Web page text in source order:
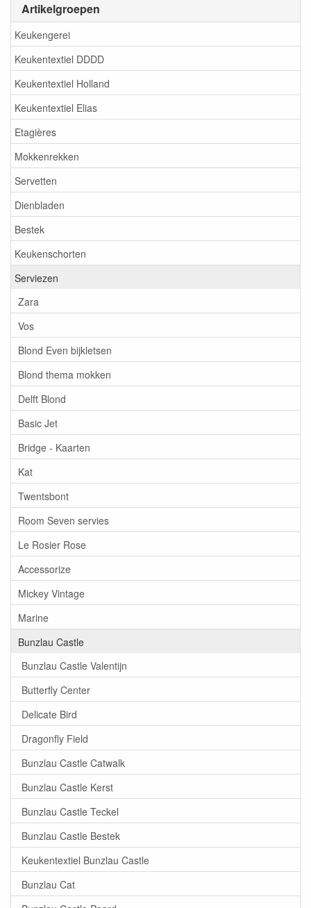
Artikelgroepen
Keukengerei
Keukentextiel DDDD
Keukentextiel Holland
Keukentextiel Elias
Etagières
Mokkenrekken
Servetten
Dienbladen
Bestek
Keukenschorten
Serviezen
Zara
Vos
Blond Even bijkletsen
Blond thema mokken
Delft Blond
Basic Jet
Bridge - Kaarten
Kat
Twentsbont
Room Seven servies
Le Rosier Rose
Accessorize
Mickey Vintage
Marine
Bunzlau Castle
Bunzlau Castle Valentijn
Butterfly Center
Delicate Bird
Dragonfly Field
Bunzlau Castle Catwalk
Bunzlau Castle Kerst
Bunzlau Castle Teckel
Bunzlau Castle Bestek
Keukentextiel Bunzlau Castle
Bunzlau Cat